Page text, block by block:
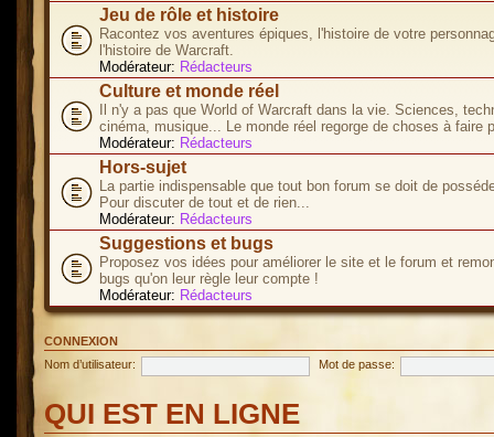
Jeu de rôle et histoire
Racontez vos aventures épiques, l'histoire de votre
l'histoire de Warcraft.
Modérateur: Rédacteurs
Culture et monde réel
Il n'y a pas que World of Warcraft dans la vie. Sciences,
cinéma, musique... Le monde réel regorge de choses à faire
Modérateur: Rédacteurs
Hors-sujet
La partie indispensable que tout bon forum se doit de
Pour discuter de tout et de rien...
Modérateur: Rédacteurs
Suggestions et bugs
Proposez vos idées pour améliorer le site et le forum et
bugs qu'on leur règle leur compte !
Modérateur: Rédacteurs
CONNEXION
Nom d’utilisateur:
Mot de passe:
QUI EST EN LIGNE